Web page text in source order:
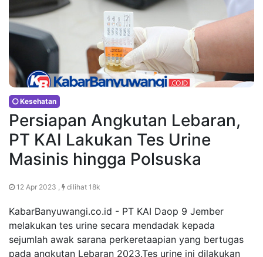
Kesehatan
Persiapan Angkutan Lebaran,
PT KAI Lakukan Tes Urine
Masinis hingga Polsuska
12 Apr 2023 , dilihat 18k
KabarBanyuwangi.co.id - PT KAI Daop 9 Jember
melakukan tes urine secara mendadak kepada
sejumlah awak sarana perkeretaapian yang bertugas
pada angkutan Lebaran 2023.Tes urine ini dilakukan